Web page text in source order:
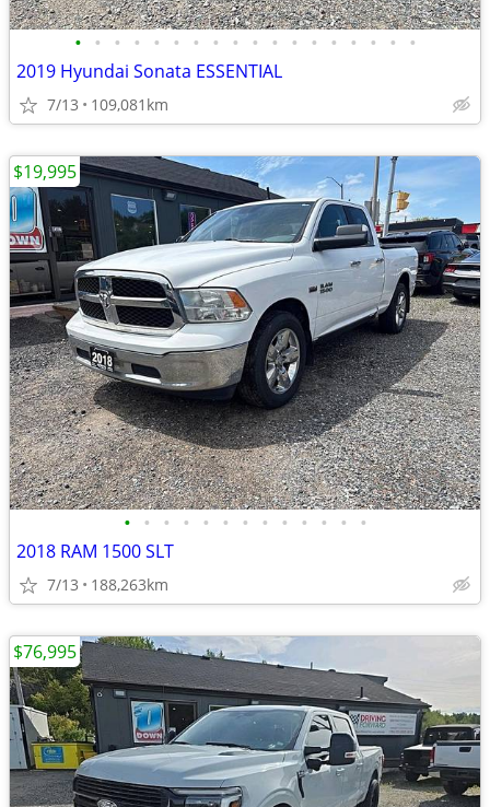
• • • • • • • • • • • • • • • • • •
2019 Hyundai Sonata ESSENTIAL
7/13 109,081km
• • • • • • • • • • • • •
2018 RAM 1500 SLT
7/13 188,263km
$19,995
$76,995